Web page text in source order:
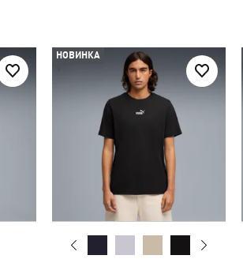
НОВИНКА